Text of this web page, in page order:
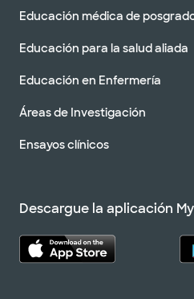
Educación médica de
Educación para la salud aliada
Educación en Enfermería
Áreas de Investigación
Ensayos clínicos
Descargue la aplicación